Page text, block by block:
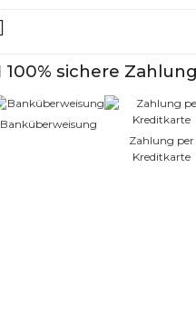
100% sichere Zahlung
Banküberweisung
Zahlung per
Kreditkarte